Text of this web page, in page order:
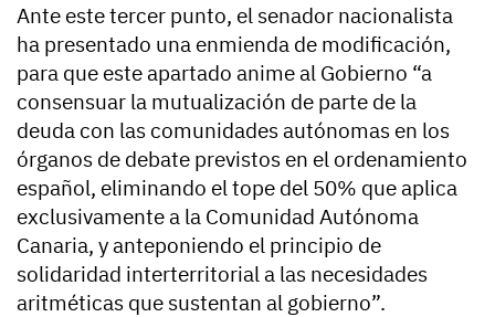
Ante este tercer punto, el senador nacionalista
ha presentado una enmienda de modificación,
para que este apartado anime al Gobierno “a
consensuar la mutualización de parte de la
deuda con las comunidades autónomas en los
órganos de debate previstos en el ordenamiento
español, eliminando el tope del 50% que aplica
exclusivamente a la Comunidad Autónoma
Canaria, y anteponiendo el principio de
solidaridad interterritorial a las necesidades
aritméticas que sustentan al gobierno”.